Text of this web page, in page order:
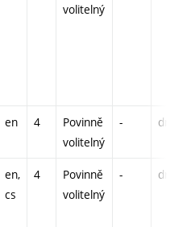
volitelný
en 4
Povinně
volitelný
- drzk
en,
cs
4
Povinně
volitelný
- drzk